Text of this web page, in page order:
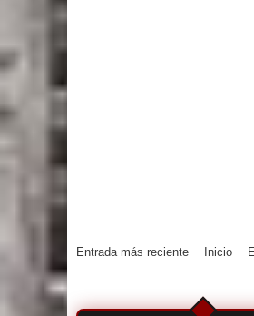
Entrada más reciente Inicio